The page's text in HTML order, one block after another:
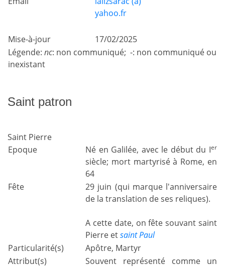
yahoo.fr
Mise-à-jour
17/02/2025
Légende: nc: non communiqué; -: non communiqué ou
inexistant
Saint patron
Saint Pierre
Epoque
Né en Galilée, avec le début du Ier
siècle; mort martyrisé à Rome, en
64
Fête
29 juin (qui marque l'anniversaire
de la translation de ses reliques).
A cette date, on fête souvant saint
Pierre etsaint Paul
Particularité(s)
Apôtre, Martyr
Attribut(s)
Souvent représenté comme un